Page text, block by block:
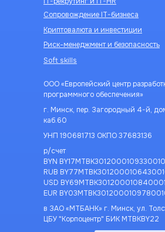
г. Минск, пер. Загородный 4-й,
каб.60
р/счет
BYN
RUB
USD
EUR
в ЗАО «МТБАНК» г. Минск, ул.
ЦБУ "Корпоцентр" БИК MTBKBY22
УНП 190681713 ОКПО 37683136
ООО «Европейский центр
программного обеспечения»
Soft skills
Криптовалюта и инвестиции
Риск-менеджмент и безопасность
Сопровождение IT-бизнеса